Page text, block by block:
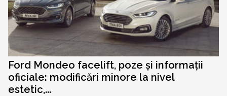
Ford Mondeo facelift, poze și informații
oficiale: modificări minore la nivel
estetic,...